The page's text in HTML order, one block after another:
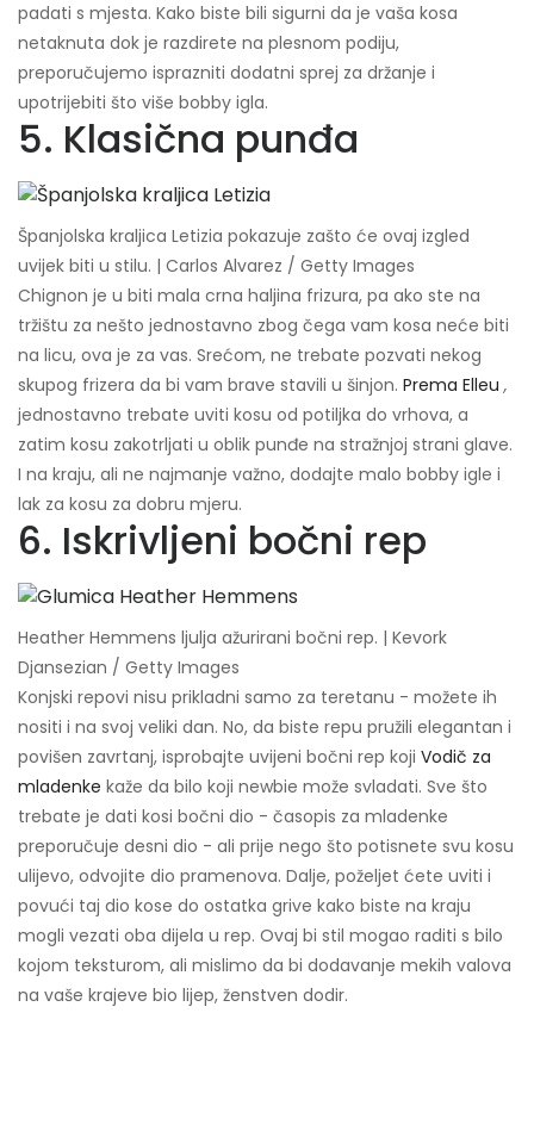
padati s mjesta. Kako biste bili sigurni da je vaša kosa
netaknuta dok je razdirete na plesnom podiju,
preporučujemo isprazniti dodatni sprej za držanje i
upotrijebiti što više bobby igla.
5. Klasična punđa
Španjolska kraljica Letizia pokazuje zašto će ovaj izgled
uvijek biti u stilu. | Carlos Alvarez / Getty Images
Chignon je u biti mala crna haljina frizura, pa ako ste na
tržištu za nešto jednostavno zbog čega vam kosa neće biti
na licu, ova je za vas. Srećom, ne trebate pozvati nekog
skupog frizera da bi vam brave stavili u šinjon. Prema Elleu ,
jednostavno trebate uviti kosu od potiljka do vrhova, a
zatim kosu zakotrljati u oblik punđe na stražnjoj strani glave.
I na kraju, ali ne najmanje važno, dodajte malo bobby igle i
lak za kosu za dobru mjeru.
6. Iskrivljeni bočni rep
Heather Hemmens ljulja ažurirani bočni rep. | Kevork
Djansezian / Getty Images
Konjski repovi nisu prikladni samo za teretanu - možete ih
nositi i na svoj veliki dan. No, da biste repu pružili elegantan i
povišen zavrtanj, isprobajte uvijeni bočni rep koji Vodič za
mladenke kaže da bilo koji newbie može svladati. Sve što
trebate je dati kosi bočni dio - časopis za mladenke
preporučuje desni dio - ali prije nego što potisnete svu kosu
ulijevo, odvojite dio pramenova. Dalje, poželjet ćete uviti i
povući taj dio kose do ostatka grive kako biste na kraju
mogli vezati oba dijela u rep. Ovaj bi stil mogao raditi s bilo
kojom teksturom, ali mislimo da bi dodavanje mekih valova
na vaše krajeve bio lijep, ženstven dodir.